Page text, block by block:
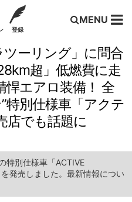
登録
MENU
ツーリング」に問合
超」低燃費に走
悍エアロ装備！ 全
特別仕様車「アクテ
店でも話題に
特別仕様車「ACTIVE
発売しました。最新情報につい